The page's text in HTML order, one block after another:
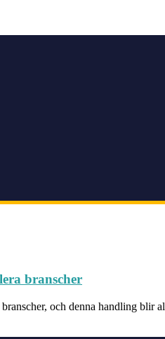
branscher
och denna handling